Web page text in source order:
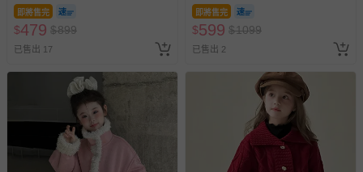
即將售完
$479 $899
已售出 17
即將售完
$599 $1099
已售出 2